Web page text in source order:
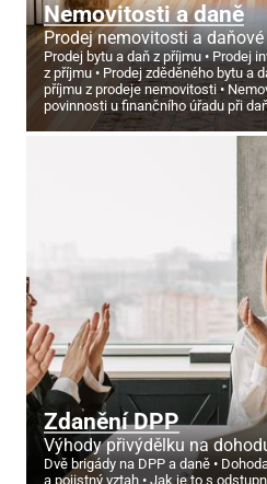
Nemovitosti a daně
Prodej nemovitosti a
Prodej bytu a daň z příjmu
Prodej
z příjmu
Prodej zděděného bytu a
příjmu z prodeje nemovitosti
povinnosti u finančního úřadu při
Zdanění DPP
Výhody přivýdělku na
Dvě brigády na DPP a daně
a pojistný vztah
Jak je to s